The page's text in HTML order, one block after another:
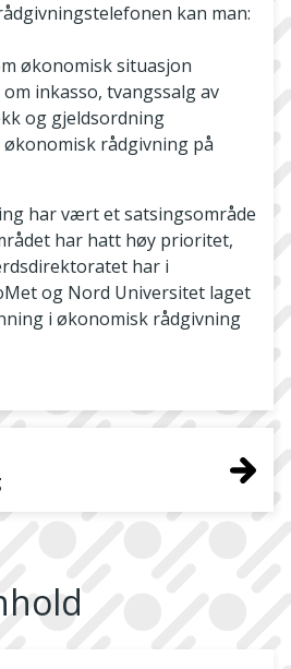
kan man:
økonomisk situasjon
inkasso, tvangssalg av
og gjeldsordning
rådgivning på
har vært et satsingsområde
har hatt høy prioritet,
har i
og Nord Universitet laget
i økonomisk rådgivning